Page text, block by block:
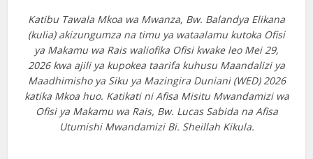
Katibu Tawala Mkoa wa Mwanza, Bw. Balandya Elikana
(kulia) akizungumza na timu ya wataalamu kutoka Ofisi
ya Makamu wa Rais waliofika Ofisi kwake leo Mei 29,
2026 kwa ajili ya kupokea taarifa kuhusu Maandalizi ya
Maadhimisho ya Siku ya Mazingira Duniani (WED) 2026
katika Mkoa huo. Katikati ni Afisa Misitu Mwandamizi wa
Ofisi ya Makamu wa Rais, Bw. Lucas Sabida na Afisa
Utumishi Mwandamizi Bi. Sheillah Kikula.